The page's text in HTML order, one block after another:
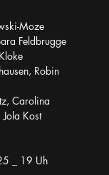
Moze
Feldbrugge
Robin
Carolina
Kost
_ 19 Uh